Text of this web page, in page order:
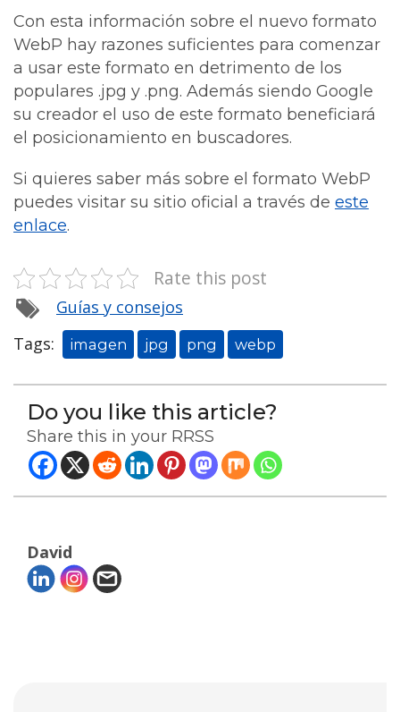
Con esta información sobre el nuevo formato
WebP hay razones suficientes para comenzar
a usar este formato en detrimento de los
populares .jpg y .png. Además siendo Google
su creador el uso de este formato beneficiará
el posicionamiento en buscadores.
Si quieres saber más sobre el formato WebP
puedes visitar su sitio oficial a través de este
enlace.
Rate this post
Guías y consejos
Tags:
imagen jpg png webp
Do you like this article?
Share this in your RRSS
David